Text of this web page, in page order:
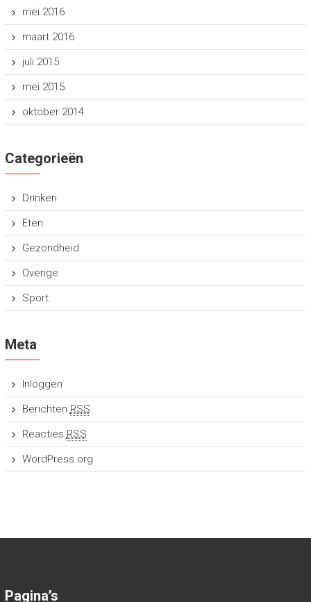
mei 2016
maart 2016
juli 2015
mei 2015
oktober 2014
Categorieën
Drinken
Eten
Gezondheid
Overige
Sport
Meta
Inloggen
Berichten RSS
Reacties RSS
WordPress.org
Pagina’s